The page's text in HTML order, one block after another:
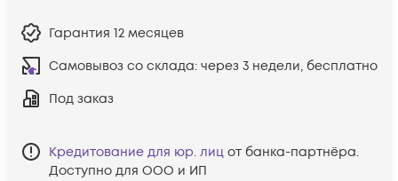
Гарантия 12 месяцев
Самовывоз со склада: через 3 недели, бесплатно
Под заказ
Кредитование для юр. лиц от банка-партнёра.
Доступно для ООО и ИП